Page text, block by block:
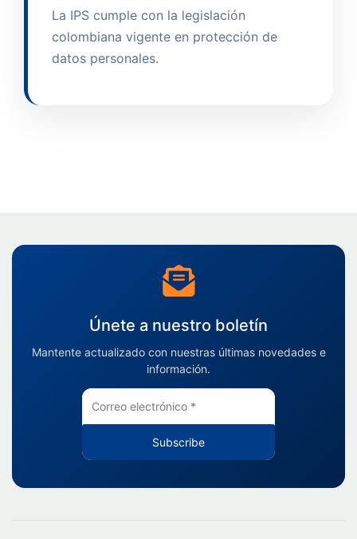
La IPS cumple con la legislación
colombiana vigente en protección de
datos personales.
Únete a nuestro boletín
Mantente actualizado con nuestras últimas novedades e
información.
Subscribe